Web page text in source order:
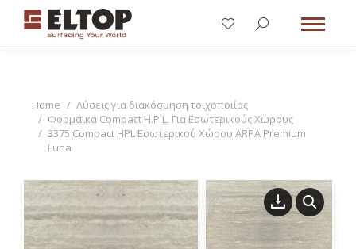
You are here:
Home
Λύσεις για διακόσμηση τοιχοποιίας
Φορμάικα Compact H.P.L. Για Εσωτερικούς Χώρους
3375 Compact HPL Εσωτερικού Χώρου ARPA Premium
Luna